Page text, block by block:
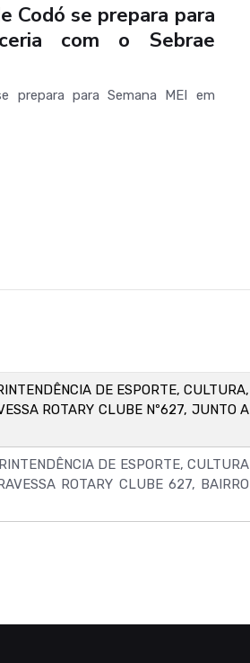
Codó se prepara para
com o Sebrae
prepara para Semana MEI em
DE ESPORTE, CULTURA,
ROTARY CLUBE Nº627, JUNTO A
DE ESPORTE, CULTURA
ROTARY CLUBE 627, BAIRRO